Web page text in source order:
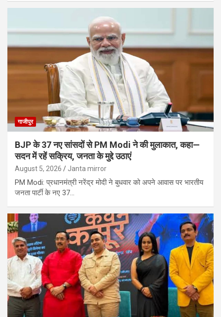
गाजीपुर
BJP के 37 नए सांसदों से PM Modi ने की मुलाकात, कहा—
सदन में रहें सक्रिय, जनता के मुद्दे उठाएं
August 5, 2026 Janta mirror
PM Modi: प्रधानमंत्री नरेंद्र मोदी ने बुधवार को अपने आवास पर भारतीय
जनता पार्टी के नए 37…